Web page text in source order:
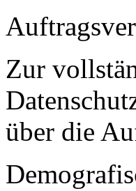
Zur
über die